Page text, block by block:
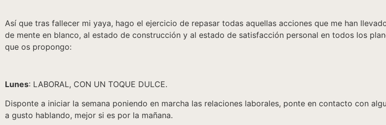
Así que tras fallecer mi yaya, hago el ejercicio de repasar todas aquellas acciones que me han
de mente en blanco, al estado de construcción y al estado de satisfacción personal en todos los
que os propongo:
Lunes: LABORAL, CON UN TOQUE DULCE.
Disponte a iniciar la semana poniendo en marcha las relaciones laborales, ponte en contacto con
a gusto hablando, mejor si es por la mañana.